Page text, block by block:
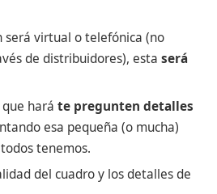
será virtual o telefónica (no
de distribuidores), esta será
hará te pregunten detalles
esa pequeña (o mucha)
tenemos.
del cuadro y los detalles de